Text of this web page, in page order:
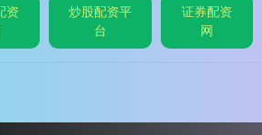
资
炒股配资平
台
证券配资
网